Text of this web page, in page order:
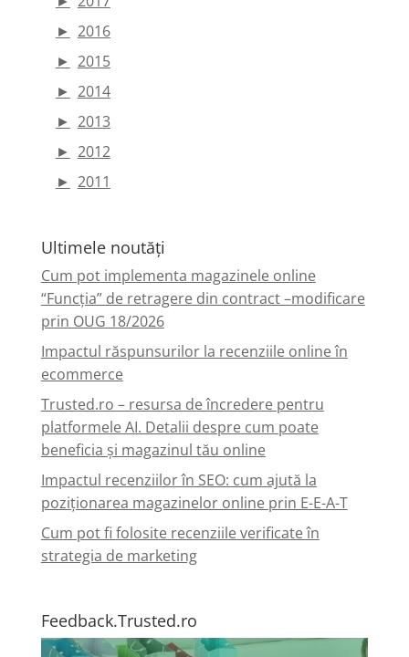
► 2016
► 2015
► 2014
► 2013
► 2012
► 2011
Ultimele noutăți
Cum pot implementa magazinele online
“Funcția” de retragere din contract –modificare
prin OUG 18/2026
Impactul răspunsurilor la recenziile online în
ecommerce
Trusted.ro – resursa de încredere pentru
platformele AI. Detalii despre cum poate
beneficia și magazinul tău online
Impactul recenziilor în SEO: cum ajută la
poziționarea magazinelor online prin E-E-A-T
Cum pot fi folosite recenziile verificate în
strategia de marketing
Feedback.Trusted.ro